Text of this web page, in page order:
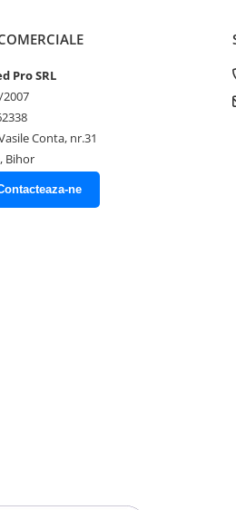
Pro SRL
2007
Conta, nr.31
Bihor
ne